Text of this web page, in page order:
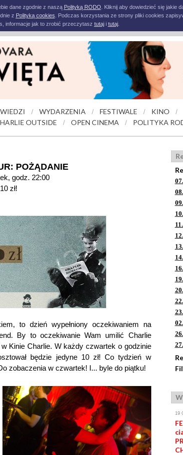
dane zgodnie z naszą Polityką RODO . Kliknij aby dowiedzieć się jakie
z Polityką cookies . Podczas korzystania ze strony pliki cookies
informacje jak to zrobić przeczytasz tutaji tutaj.
/ WYDARZENIA / FESTIWALE / KINO /
OUTSIDE / OPEN CINEMA / POLITYKA
POŻĄDANIE
godz. 22:00
zł!
to dzień wypełniony oczekiwaniem na
By to oczekiwanie Wam umilić Charlie
Kinie Charlie. W każdy czwartek o godzinie
będzie jedyne 10 zł! Co tydzień w
zobaczenia w czwartek! I... byle do piątku!
19